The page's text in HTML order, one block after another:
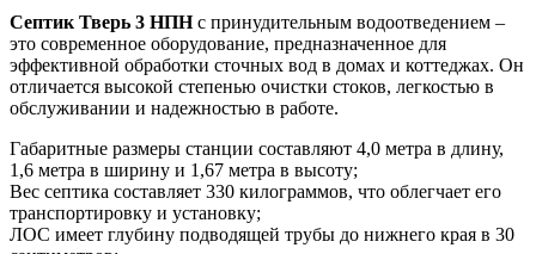
Септик Тверь 3 НПНс принудительным водоотведением –
это современное оборудование, предназначенное для
эффективной обработки сточных вод в домах и коттеджах. Он
отличается высокой степенью очистки стоков, легкостью в
обслуживании и надежностью в работе.
Габаритные размеры станции составляют 4,0 метра в длину,
1,6 метра в ширину и 1,67 метра в высоту;
Вес септика составляет 330 килограммов, что облегчает его
транспортировку и установку;
ЛОС имеет глубину подводящей трубы до нижнего края в 30